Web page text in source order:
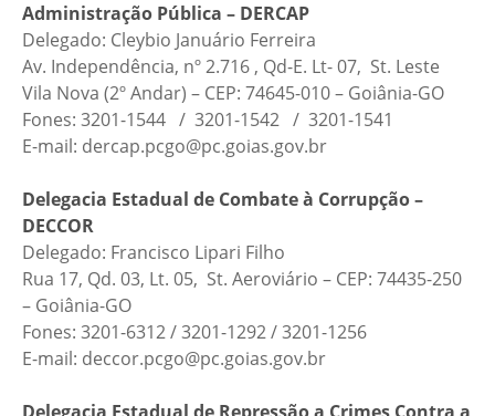
Administração Pública – DERCAP
Delegado: Cleybio Januário Ferreira
Av. Independência, nº 2.716 , Qd-E. Lt- 07, St. Leste
Vila Nova (2º Andar) – CEP: 74645-010 – Goiânia-GO
Fones: 3201-1544 / 3201-1542 / 3201-1541
E-mail: dercap.pcgo@pc.goias.gov.br
Delegacia Estadual de Combate à Corrupção –
DECCOR
Delegado: Francisco Lipari Filho
Rua 17, Qd. 03, Lt. 05, St. Aeroviário – CEP: 74435-250
– Goiânia-GO
Fones: 3201-6312 / 3201-1292 / 3201-1256
E-mail: deccor.pcgo@pc.goias.gov.br